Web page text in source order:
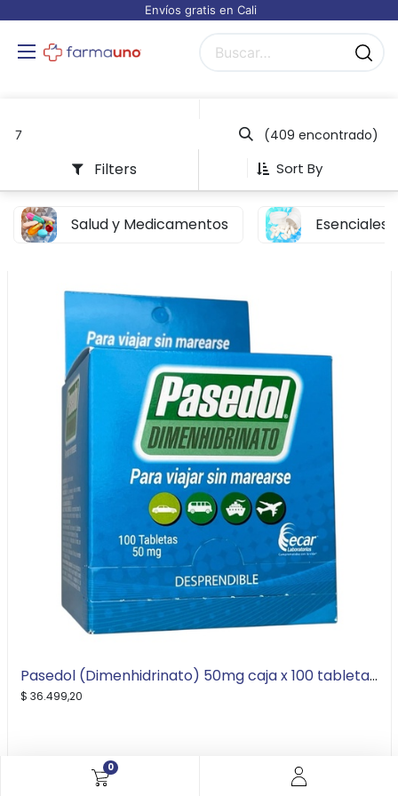
0
Envíos gratis en Cali
(409 encontrado)
Sort By
Filters
Salud y Medicamentos Esenciales
Pasedol (Dimenhidrinato) 50mg caja x 100 tabletas (Ecar)
$ 36.499,20